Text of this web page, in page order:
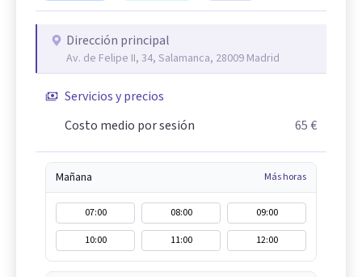
Dirección principal
Av. de Felipe II, 34, Salamanca, 28009 Madrid
Servicios y precios
Costo medio por sesión
65 €
Mañana Más horas
07:00 08:00
09:00
10:00
11:00 12:00